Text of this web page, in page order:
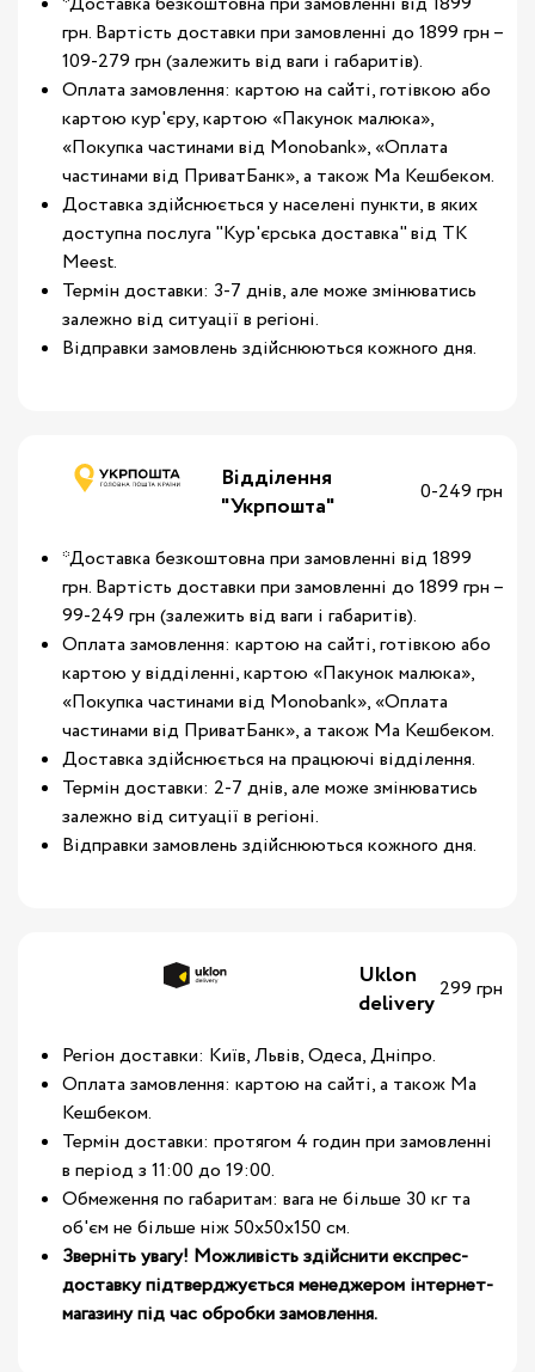
грн. Вартість доставки при замовленні до 1899 грн –
109-279 грн (залежить від ваги і габаритів).
Оплата замовлення: картою на сайті, готівкою або
картою кур'єру, картою «Пакунок малюка»,
«Покупка частинами від Monobank», «Оплата
частинами від ПриватБанк», а також Ма Кешбеком.
Доставка здійснюється у населені пункти, в яких
доступна послуга "Кур'єрська доставка" від ТК
Meest.
Термін доставки: 3-7 днів, але може змінюватись
залежно від ситуації в регіоні.
Відправки замовлень здійснюються кожного дня.
Відділення
"Укрпошта"
0-249 грн
*Доставка безкоштовна при замовленні від 1899
грн. Вартість доставки при замовленні до 1899 грн –
99-249 грн (залежить від ваги і габаритів).
Оплата замовлення: картою на сайті, готівкою або
картою у відділенні, картою «Пакунок малюка»,
«Покупка частинами від Monobank», «Оплата
частинами від ПриватБанк», а також Ма Кешбеком.
Доставка здійснюється на працюючі відділення.
Термін доставки: 2-7 днів, але може змінюватись
залежно від ситуації в регіоні.
Відправки замовлень здійснюються кожного дня.
Uklon
delivery 299 грн
Регіон доставки: Київ, Львів, Одеса, Дніпро.
Оплата замовлення: картою на сайті, а також Ма
Кешбеком.
Термін доставки: протягом 4 годин при замовленні
в період з 11:00 до 19:00.
Обмеження по габаритам: вага не більше 30 кг та
об'єм не більше ніж 50х50х150 см.
Зверніть увагу! Можливість здійснити експрес-
доставку підтверджується менеджером інтернет-
магазину під час обробки замовлення.